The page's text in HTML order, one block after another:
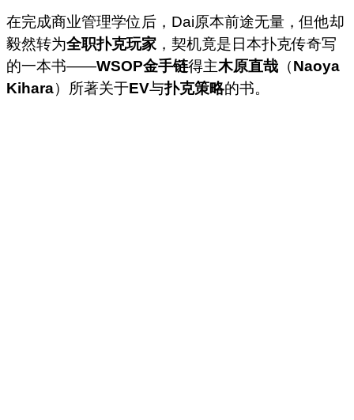
在完成商业管理学位后，Dai原本前途无量，但他却
毅然转为全职扑克玩家 ，契机竟是日本扑克传奇写
的一本书——WSOP金手链得主木原直哉 （Naoya
Kihara）所著关于EV与扑克策略的书。